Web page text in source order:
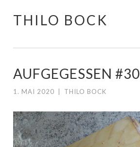
Springe
THILO BOCK
AUFGEGESSEN #30
1. MAI 2020 THILO BOCK